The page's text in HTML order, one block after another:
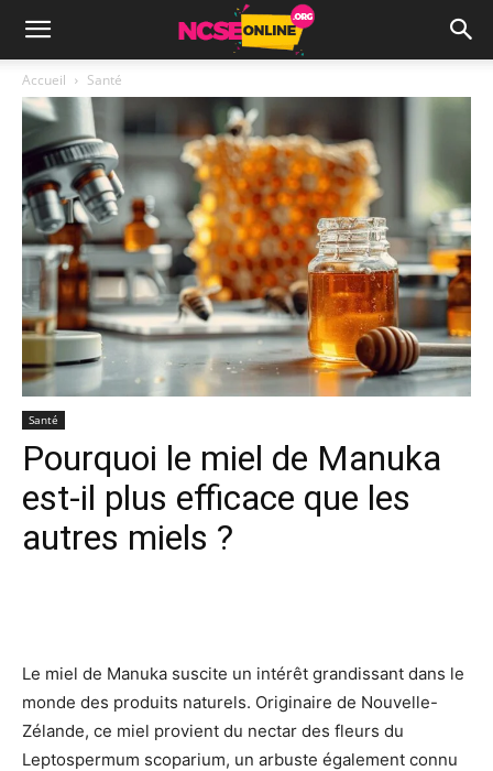
Accueil Santé
Santé
Pourquoi le miel de Manuka
est-il plus efficace que les
autres miels ?
Le miel de Manuka suscite un intérêt grandissant dans le
monde des produits naturels. Originaire de Nouvelle-
Zélande, ce miel provient du nectar des fleurs du
Leptospermum scoparium, un arbuste également connu